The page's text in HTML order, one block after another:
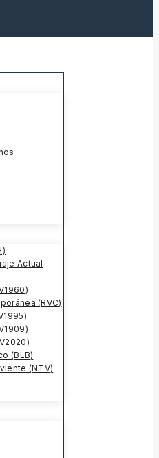
Actual
(RVC)
(BLB)
(NTV)